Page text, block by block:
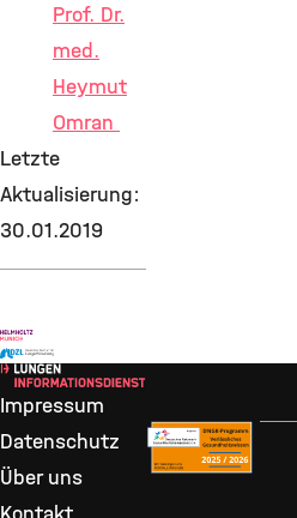
Prof. Dr.
med.
Heymut
Omran
Letzte
Aktualisierung:
30.01.2019
Impressum
Datenschutz
Über uns